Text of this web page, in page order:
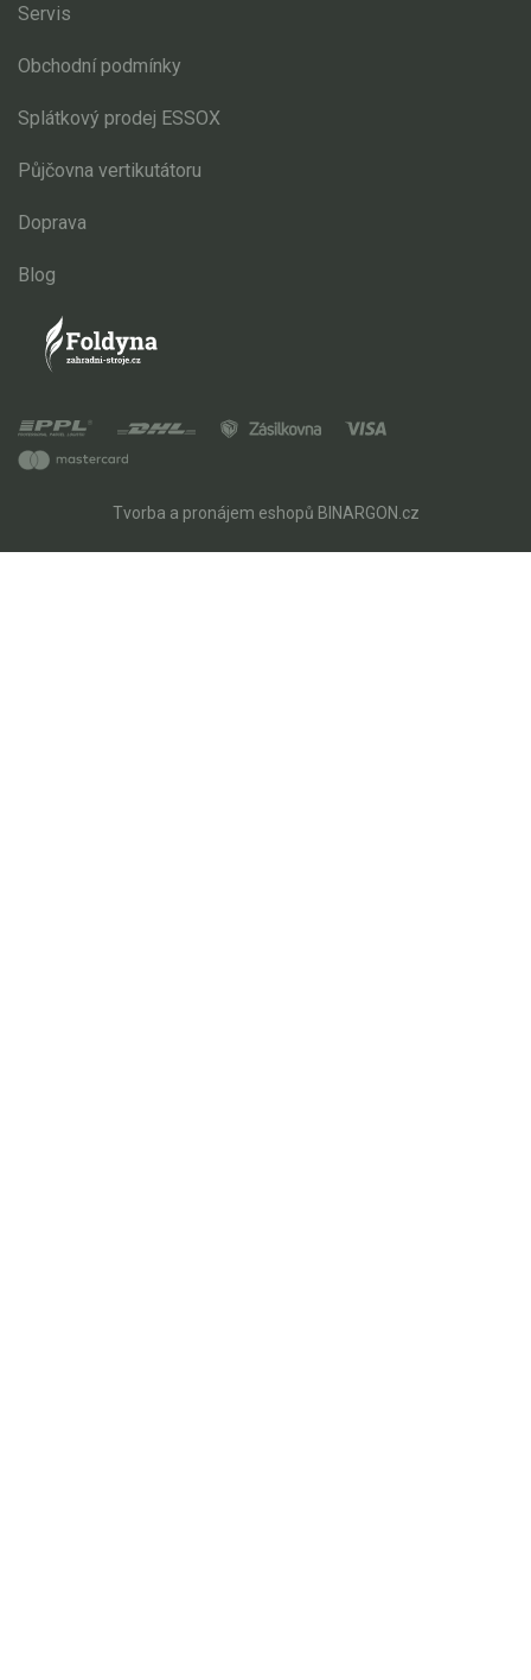
Servis
Obchodní podmínky
Splátkový prodej ESSOX
Půjčovna vertikutátoru
Doprava
Blog
Tvorba a pronájem eshopů BINARGON.cz